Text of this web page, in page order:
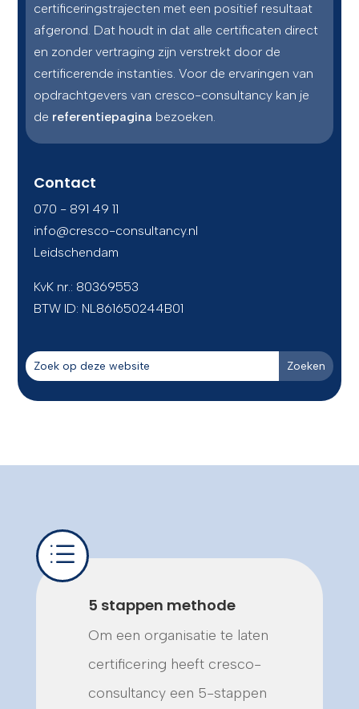
certificeringstrajecten met een positief resultaat
afgerond. Dat houdt in dat alle certificaten direct
en zonder vertraging zijn verstrekt door de
certificerende instanties. Voor de ervaringen van
opdrachtgevers van cresco-consultancy kan je
de referentiepagina bezoeken.
Contact
070 - 891 49 11
info@cresco-consultancy.nl
Leidschendam
KvK nr.: 80369553
BTW ID: NL861650244B01
d
5 stappen methode
Om een organisatie te laten
certificering heeft cresco-
consultancy een 5-stappen